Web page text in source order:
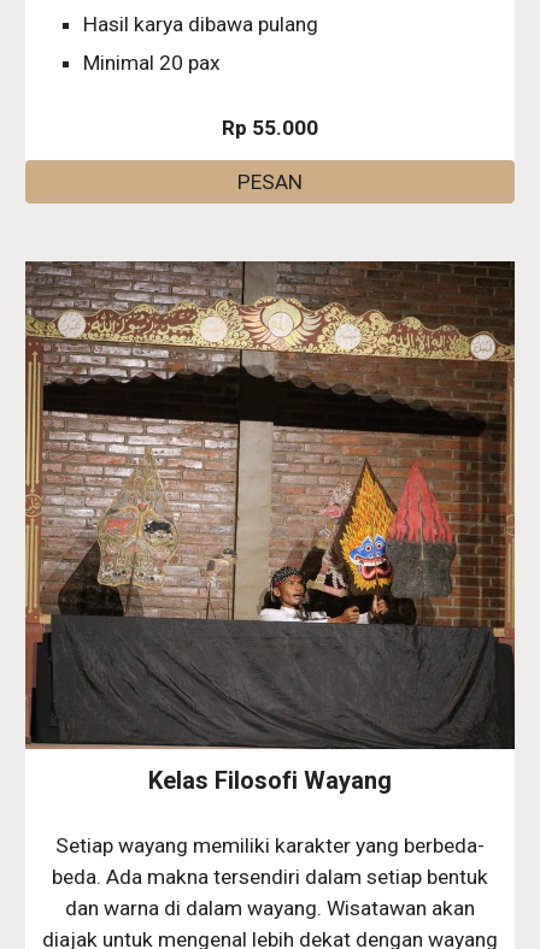
Hasil karya dibawa pulang
Minimal 20 pax
Rp 55.000
PESAN
Kelas Filosofi Wayang
Setiap wayang memiliki karakter yang berbeda-
beda. Ada makna tersendiri dalam setiap bentuk
dan warna di dalam wayang. Wisatawan akan
diajak untuk mengenal lebih dekat dengan wayang